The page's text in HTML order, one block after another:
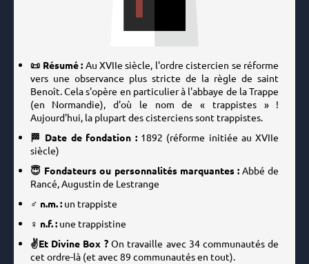
📜 Résumé : Au XVIIe siècle, l'ordre cistercien se réforme
vers une observance plus stricte de la règle de saint
Benoît. Cela s'opère en particulier à l'abbaye de la Trappe
(en Normandie), d'où le nom de « trappistes » !
Aujourd'hui, la plupart des cisterciens sont trappistes.
🏁 Date de fondation :1892 (réforme initiée au XVIIe
siècle)
😇 Fondateurs ou personnalités marquantes :Abbé de
Rancé, Augustin de Lestrange
♂️ n.m. :un trappiste
♀️ n.f. :une trappistine
✌️Et Divine Box ?On travaille avec 34 communautés de
cet ordre-là (et avec 89 communautés en tout).